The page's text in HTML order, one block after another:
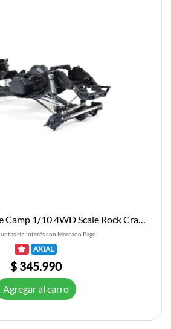
sin interés con Mercado Pago
AXIAL
$ 345.990
Agregar al carro